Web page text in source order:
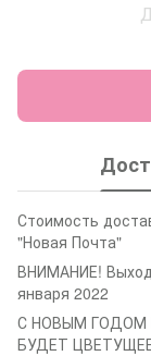
Стоимость
"Новая Почта"
ВНИМАНИЕ!
января 2022
С НОВЫМ ГОДОМ
БУДЕТ